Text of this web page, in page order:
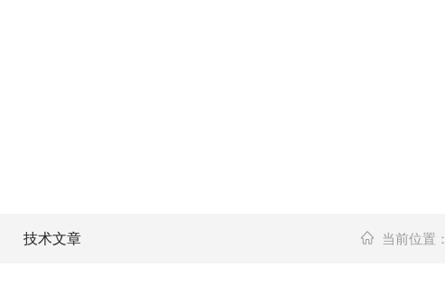
技术文章 当前位置：